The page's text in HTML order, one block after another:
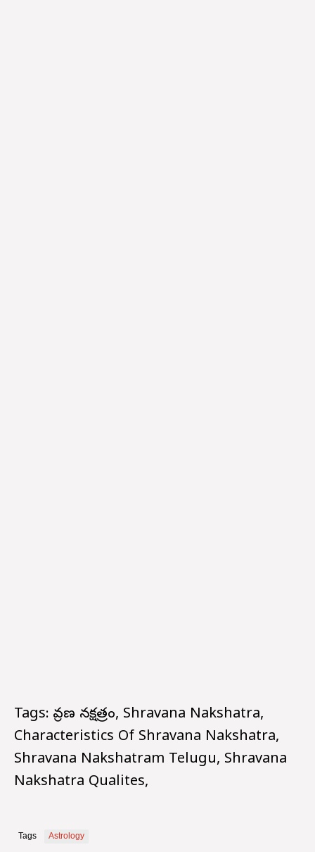
Tags: శ్రావణ నక్షత్రం, Shravana Nakshatra,
Characteristics Of Shravana Nakshatra,
Shravana Nakshatram Telugu, Shravana
Nakshatra Qualites,
Tags Astrology